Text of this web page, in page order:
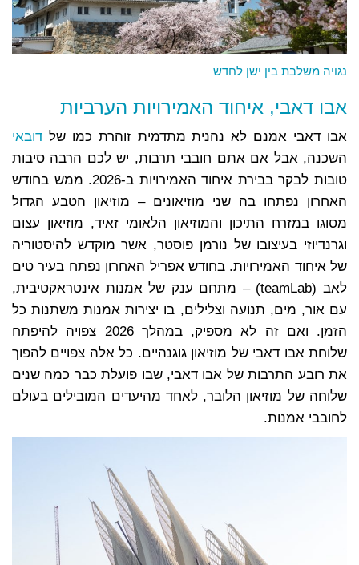
נגויה משלבת בין ישן לחדש
אבו דאבי, איחוד האמירויות הערביות
אבו דאבי אמנם לא נהנית מתדמית זוהרת כמו של דובאי
השכנה, אבל אם אתם חובבי תרבות, יש לכם הרבה סיבות
טובות לבקר בבירת איחוד האמירויות ב-2026. ממש בחודש
האחרון נפתחו בה שני מוזיאונים – מוזיאון הטבע הגדול
מסוגו במזרח התיכון והמוזיאון הלאומי זאיד, מוזיאון עצום
וגרנדיוזי בעיצובו של נורמן פוסטר, אשר מוקדש להיסטוריה
של איחוד האמירויות. בחודש אפריל האחרון נפתח בעיר טים
לאב (teamLab) – מתחם ענק של אמנות אינטראקטיבית,
עם אור, מים, תנועה וצלילים, בו יצירות אמנות משתנות כל
הזמן. ואם זה לא מספיק, במהלך 2026 צפויה להיפתח
שלוחת אבו דאבי של מוזיאון גוגנהיים. כל אלה צפויים להפוך
את רובע התרבות של אבו דאבי, שבו פועלת כבר כמה שנים
שלוחה של מוזיאון הלובר, לאחד מהיעדים המובילים בעולם
לחובבי אמנות.